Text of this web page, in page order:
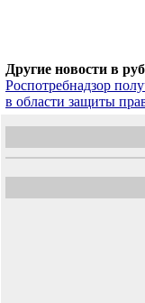
Другие новости в
Роспотребнадзор
в области защиты